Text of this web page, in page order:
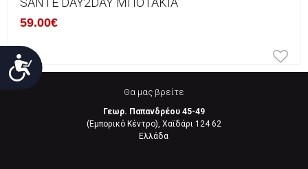
Προσιτότητα
59.00€
Θα μας βρείτε
Γεωρ. Παπανδρέου 45-49
(Εμπορικό Κέντρο), Χαϊδάρι 124 62
Eλλάδα